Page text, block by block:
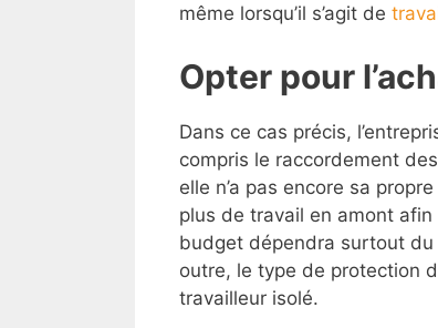
même lorsqu’il s’agit de
Opter pour
Dans ce cas précis,
compris le raccordement
elle n’a pas encore sa
plus de travail en amont
budget dépendra surtout du
outre, le type de protection
travailleur isolé.